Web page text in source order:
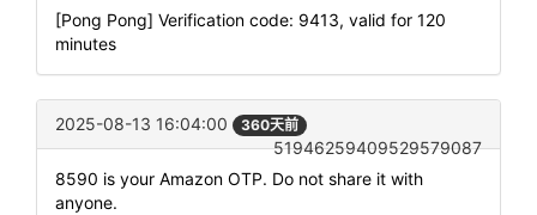
[Pong Pong] Verification code: 9413, valid for 120
minutes
2025-08-13 16:04:00 360天前
51946259409529579087
8590 is your Amazon OTP. Do not share it with
anyone.